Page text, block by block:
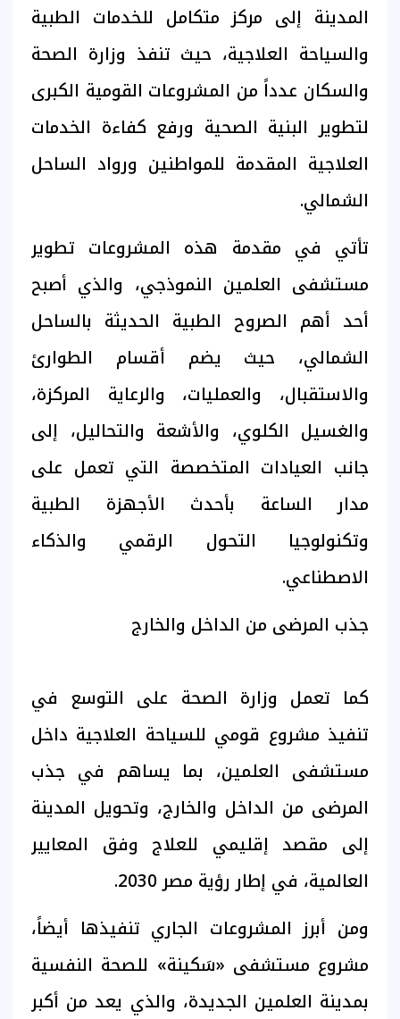
المدينة إلى مركز متكامل للخدمات الطبية
والسياحة العلاجية، حيث تنفذ وزارة الصحة
والسكان عدداً من المشروعات القومية الكبرى
لتطوير البنية الصحية ورفع كفاءة الخدمات
العلاجية المقدمة للمواطنين ورواد الساحل
الشمالي.
تأتي في مقدمة هذه المشروعات تطوير
مستشفى العلمين النموذجي، والذي أصبح
أحد أهم الصروح الطبية الحديثة بالساحل
الشمالي، حيث يضم أقسام الطوارئ
والاستقبال، والعمليات، والرعاية المركزة،
والغسيل الكلوي، والأشعة والتحاليل، إلى
جانب العيادات المتخصصة التي تعمل على
مدار الساعة بأحدث الأجهزة الطبية
وتكنولوجيا التحول الرقمي والذكاء
الاصطناعي.
جذب المرضى من الداخل والخارج
كما تعمل وزارة الصحة على التوسع في
تنفيذ مشروع قومي للسياحة العلاجية داخل
مستشفى العلمين، بما يساهم في جذب
المرضى من الداخل والخارج، وتحويل المدينة
إلى مقصد إقليمي للعلاج وفق المعايير
العالمية، في إطار رؤية مصر 2030.
ومن أبرز المشروعات الجاري تنفيذها أيضاً،
مشروع مستشفى «سَكينة» للصحة النفسية
بمدينة العلمين الجديدة، والذي يعد من أكبر